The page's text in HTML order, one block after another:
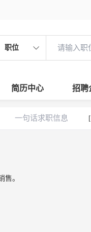
职位
简历中心 招聘
一句话求职信息 [
售。